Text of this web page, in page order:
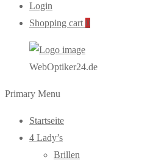
Login
Shopping cart 0
WebOptiker24.de
Primary Menu
Startseite
4 Lady’s
Brillen